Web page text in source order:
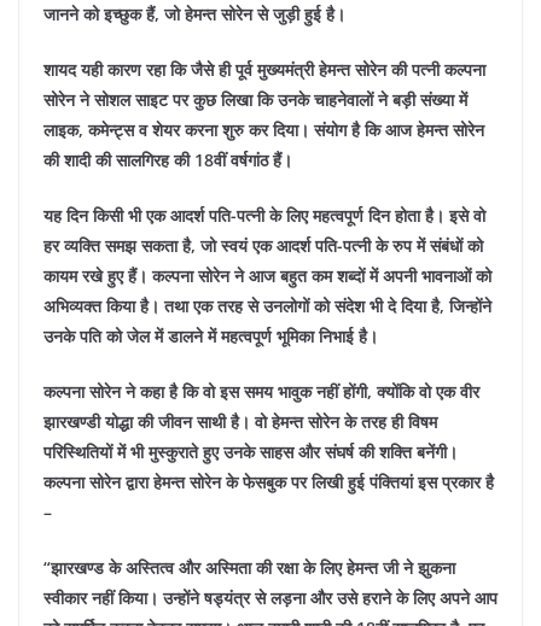
जानने को इच्छुक हैं, जो हेमन्त सोरेन से जुड़ी हुई है।
शायद यही कारण रहा कि जैसे ही पूर्व मुख्यमंत्री हेमन्त सोरेन की पत्नी कल्पना
सोरेन ने सोशल साइट पर कुछ लिखा कि उनके चाहनेवालों ने बड़ी संख्या में
लाइक, कमेन्ट्स व शेयर करना शुरु कर दिया। संयोग है कि आज हेमन्त सोरेन
की शादी की सालगिरह की 18वीं वर्षगांठ हैं।
यह दिन किसी भी एक आदर्श पति-पत्नी के लिए महत्वपूर्ण दिन होता है। इसे वो
हर व्यक्ति समझ सकता है, जो स्वयं एक आदर्श पति-पत्नी के रुप में संबंधों को
कायम रखे हुए हैं। कल्पना सोरेन ने आज बहुत कम शब्दों में अपनी भावनाओं को
अभिव्यक्त किया है। तथा एक तरह से उनलोगों को संदेश भी दे दिया है, जिन्होंने
उनके पति को जेल में डालने में महत्वपूर्ण भूमिका निभाई है।
कल्पना सोरेन ने कहा है कि वो इस समय भावुक नहीं होंगी, क्योंकि वो एक वीर
झारखण्डी योद्धा की जीवन साथी है। वो हेमन्त सोरेन के तरह ही विषम
परिस्थितियों में भी मुस्कुराते हुए उनके साहस और संघर्ष की शक्ति बनेंगी।
कल्पना सोरेन द्वारा हेमन्त सोरेन के फेसबुक पर लिखी हुई पंक्तियां इस प्रकार है
–
“झारखण्ड के अस्तित्व और अस्मिता की रक्षा के लिए हेमन्त जी ने झुकना
स्वीकार नहीं किया। उन्होंने षड्यंत्र से लड़ना और उसे हराने के लिए अपने आप